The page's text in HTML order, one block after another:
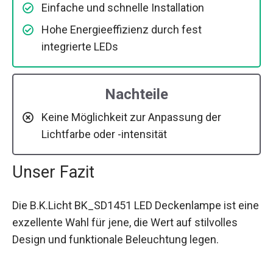
Einfache und schnelle Installation
Hohe Energieeffizienz durch fest
integrierte LEDs
Nachteile
Keine Möglichkeit zur Anpassung der
Lichtfarbe oder -intensität
Unser Fazit
Die B.K.Licht BK_SD1451 LED Deckenlampe ist eine
exzellente Wahl für jene, die Wert auf stilvolles
Design und funktionale Beleuchtung legen.